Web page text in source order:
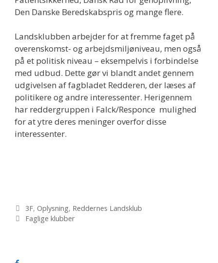
Den Danske Beredskabspris og mange flere.
Landsklubben arbejder for at fremme faget på
overenskomst- og arbejdsmiljøniveau, men også
på et politisk niveau – eksempelvis i forbindelse
med udbud. Dette gør vi blandt andet gennem
udgivelsen af fagbladet Redderen, der læses af
politikere og andre interessenter. Herigennem
har reddergruppen i Falck/Responce mulighed
for at ytre deres meninger overfor disse
interessenter.
Kategorier
3F, Oplysning, Reddernes Landsklub
Tags
Faglige klubber